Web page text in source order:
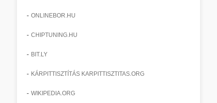
- ONLINEBOR.HU
- CHIPTUNING.HU
- BIT.LY
- KÁRPITTISZTÍTÁS KARPITTISZTITAS.ORG
- WIKIPEDIA.ORG